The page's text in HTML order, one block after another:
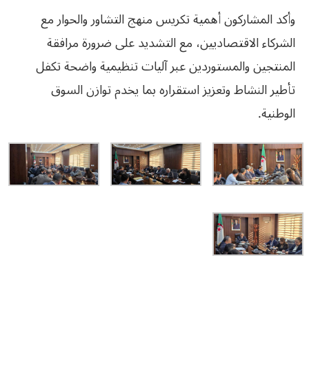
وأكد المشاركون أهمية تكريس منهج التشاور والحوار مع
الشركاء الاقتصاديين، مع التشديد على ضرورة مرافقة
المنتجين والمستوردين عبر آليات تنظيمية واضحة تكفل
تأطير النشاط وتعزيز استقراره بما يخدم توازن السوق
الوطنية.